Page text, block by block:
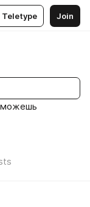
Teletype Join
можешь